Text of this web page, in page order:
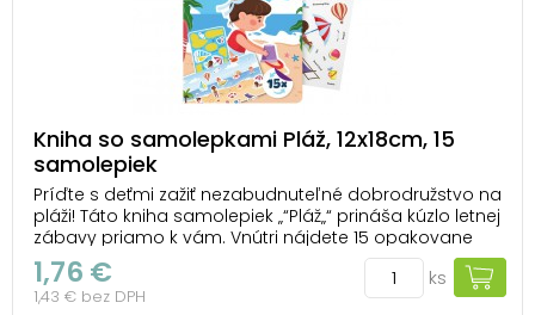
Kniha so samolepkami Pláž, 12x18cm, 15
samolepiek
Príďte s deťmi zažiť nezabudnuteľné dobrodružstvo na
pláži! Táto kniha samolepiek „“Pláž„“ prináša kúzlo letnej
zábavy priamo k vám. Vnútri nájdete 15 opakovane
použiteľných samolepiek plných letnej zábavy:
farebné slnečníky, hravé lopty, mäkké plážové osušky
a veľa veselých postavičiek detí,...
1,76 €
1,43 € bez DPH
ks